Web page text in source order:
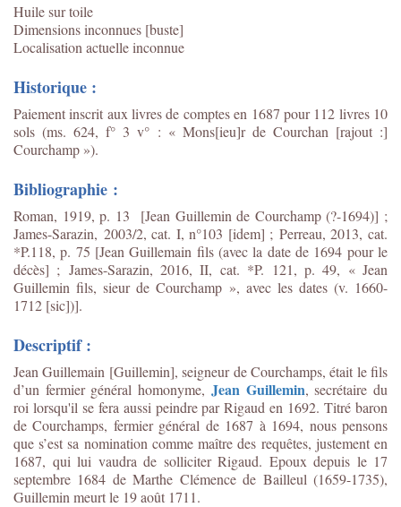
Huile sur toile
Dimensions inconnues [buste]
Localisation actuelle inconnue
Historique :
Paiement inscrit aux livres de comptes en 1687 pour 112 livres 10
sols (ms. 624, f° 3 v° : « Mons[ieu]r de Courchan [rajout :]
Courchamp »).
Bibliographie :
Roman, 1919, p. 13 [Jean Guillemin de Courchamp (?-1694)] ;
James-Sarazin, 2003/2, cat. I, n°103 [idem] ; Perreau, 2013, cat.
*P.118, p. 75 [Jean Guillemain fils (avec la date de 1694 pour le
décès] ; James-Sarazin, 2016, II, cat. *P. 121, p. 49, « Jean
Guillemin fils, sieur de Courchamp », avec les dates (v. 1660-
1712 [sic])].
Descriptif :
Jean Guillemain [Guillemin], seigneur de Courchamps, était le fils
d’un fermier général homonyme, Jean Guillemin, secrétaire du
roi lorsqu'il se fera aussi peindre par Rigaud en 1692. Titré baron
de Courchamps, fermier général de 1687 à 1694, nous pensons
que s’est sa nomination comme maître des requêtes, justement en
1687, qui lui vaudra de solliciter Rigaud. Epoux depuis le 17
septembre 1684 de Marthe Clémence de Bailleul (1659-1735),
Guillemin meurt le 19 août 1711.